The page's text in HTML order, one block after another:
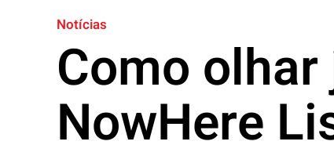
Notícias
Como
NowHere